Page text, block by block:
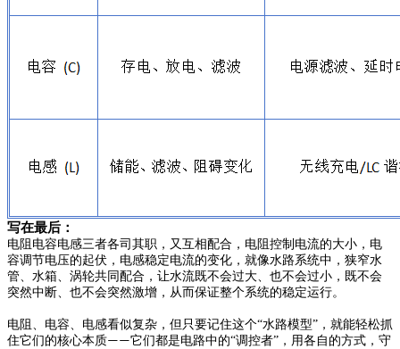
写在最后：
电阻 电容电感三者各司其职，又互相配合， 电阻控制电流的大小，电
容调节电压的起伏，电感稳定电流的变化，就像水路系统中，狭窄水
管、水箱、涡轮共同配合，让水流既不会过大、也不会过小，既不会
突然中断、也不会突然激增，从而保证整个系统的稳定运行。
电阻、电容、电感看似复杂，但只要记住这个“水路模型” ，就能轻松抓
住它们的核心本质——它们都是电路中的“调控者” ，用各自的方式，守